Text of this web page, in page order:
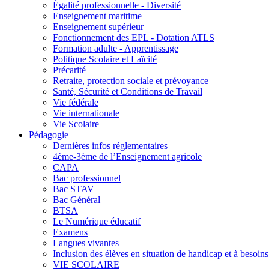
Égalité professionnelle - Diversité
Enseignement maritime
Enseignement supérieur
Fonctionnement des EPL - Dotation ATLS
Formation adulte - Apprentissage
Politique Scolaire et Laïcité
Précarité
Retraite, protection sociale et prévoyance
Santé, Sécurité et Conditions de Travail
Vie fédérale
Vie internationale
Vie Scolaire
Pédagogie
Dernières infos réglementaires
4ème-3ème de l’Enseignement agricole
CAPA
Bac professionnel
Bac STAV
Bac Général
BTSA
Le Numérique éducatif
Examens
Langues vivantes
Inclusion des élèves en situation de handicap et à
VIE SCOLAIRE